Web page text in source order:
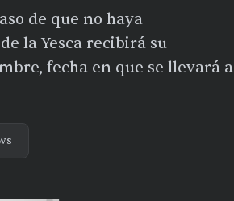
de que no haya
la Yesca recibirá su
fecha en que se llevará a